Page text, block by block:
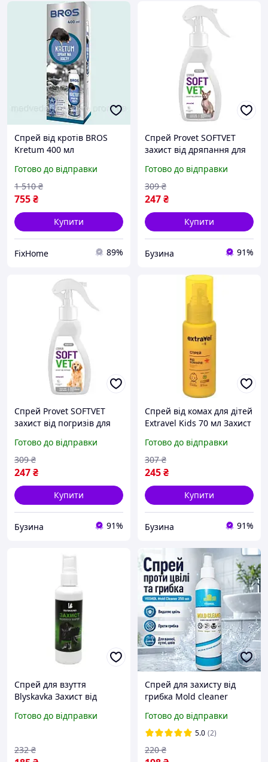
Спрей від кротів BROS
Kretum 400 мл
захисту саду городу від
гризунів
Готово до відправки
755₴
1 510 ₴
Купити
FixHome 89%
Спрей Provet SOFTVET
захист від дряпання для
PR244018 buzyna
Готово до відправки
247₴
309 ₴
Купити
Бузина 91%
Спрей Provet SOFTVET
захист від погризів для
PR244019 buzyna
Готово до відправки
247₴
309 ₴
Купити
Бузина 91%
Спрей від комах для дітей
Extravel Kids 70 мл Захист
Готово до відправки
245₴
307 ₴
Купити
Бузина 91%
Спрей для взуття
Blyskavka Захист від
4820055141567 buzyna
Готово до відправки
232 ₴
Спрей для захисту від
грибка Mold cleaner
оброблення стін від
грибка 250 мл Засіб від
цвілі
Готово до відправки
5.0 (2)
220 ₴